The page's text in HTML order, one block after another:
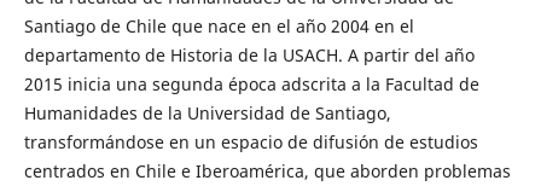
Santiago de Chile que nace en el año 2004 en el
departamento de Historia de la USACH. A partir del año
2015 inicia una segunda época adscrita a la Facultad de
Humanidades de la Universidad de Santiago,
transformándose en un espacio de difusión de estudios
centrados en Chile e Iberoamérica, que aborden problemas